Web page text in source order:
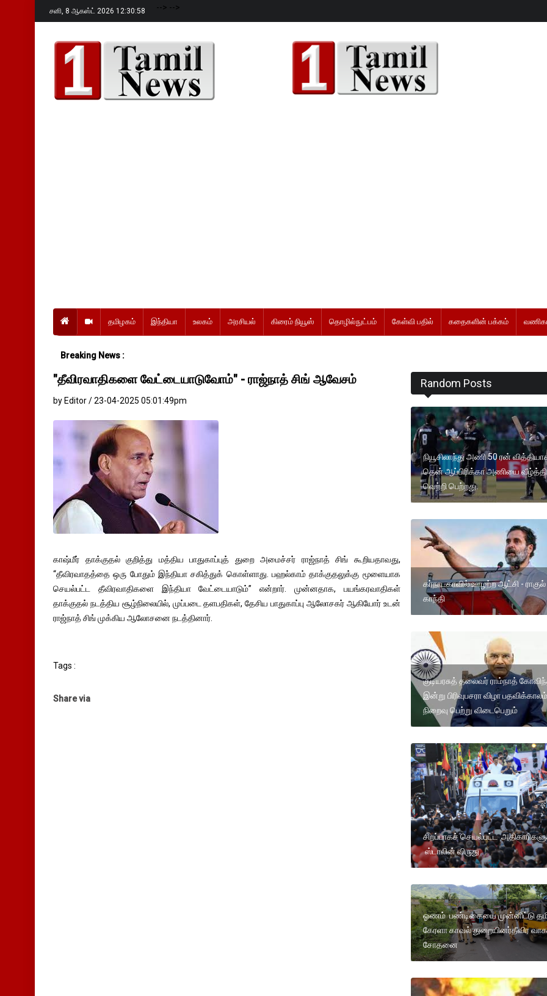
சனி, 8 ஆகஸ்ட் 2026 12:30:59 --> -->
தமிழகம் இந்தியா உலகம் அரசியல் கிரைம் நியூஸ் தொழில்நுட்பம் கேள்வி பதில் கதைகளின் பக்கம்
Breaking News :
"தீவிரவாதிகளை வேட்டையாடுவோம்" - ராஜ்நாத் சிங் ஆவேசம்
by Editor / 23-04-2025 05:01:49pm
காஷ்மீர் தாக்குதல் குறித்து மத்திய பாதுகாப்புத் துறை அமைச்சர் ராஜ்நாத் சிங் கூறியதாவது,
“தீவிரவாதத்தை ஒரு போதும் இந்தியா சகித்துக் கொள்ளாது. பஹல்காம் தாக்குதலுக்கு மூளையாக
செயல்பட்ட தீவிரவாதிகளை இந்தியா வேட்டையாடும்” என்றார். முன்னதாக, பயங்கரவாதிகள்
தாக்குதல் நடத்திய சூழ்நிலையில், முப்படை தளபதிகள், தேசிய பாதுகாப்பு ஆலோசகர் ஆகியோர் உடன்
ராஜ்நாத் சிங் முக்கிய ஆலோசனை நடத்தினார்.
Tags :
Share via
Random Posts
நியூசிலாந்து அணி 50 ரன்
தென் ஆப்பிரிக்கா அணியை வீழ்த்தி
வெற்றி பெற்றது.
கர்நாடகாவில் ஊழற்ற ஆட்சி - ராகுல்
காந்தி
குடியரசுத் தலைவர் ராம்நாத்
இன்று பிரிவுபசரா விழா பதவிக்காலம்
நிறைவு பெற்று விடைபெறும்
சிறப்பாகச் செயல்பட்ட
ஸ்டாலின் விருது
ஓணம் பண்டிகையை முன்னிட்டு
கேரளா காவல் துறையினர்தீவிர
சோதனை